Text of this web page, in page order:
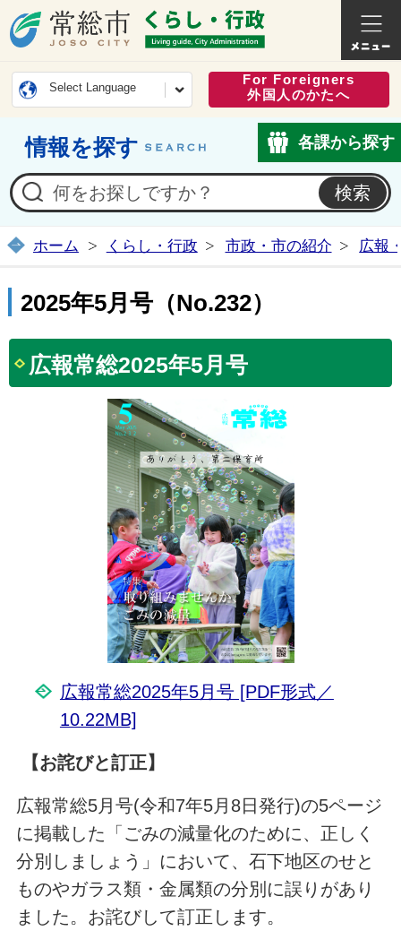
常総市公式ホームページ
くらし
Select Language
For Foreigners
外国人のかたへ
情報を探す 各課から探す
ホーム くらし・行政 市政・市の紹介 広報
2025年5月号（No.232）
広報常総2025年5月号
広報常総2025年5月号 [PDF形式／
10.22MB]
【お詫びと訂正】
広報常総5月号(令和7年5月8日発行)の5ページ
に掲載した「ごみの減量化のために、正しく
分別しましょう」において、石下地区のせと
ものやガラス類・金属類の分別に誤りがあり
ました。お詫びして訂正します。